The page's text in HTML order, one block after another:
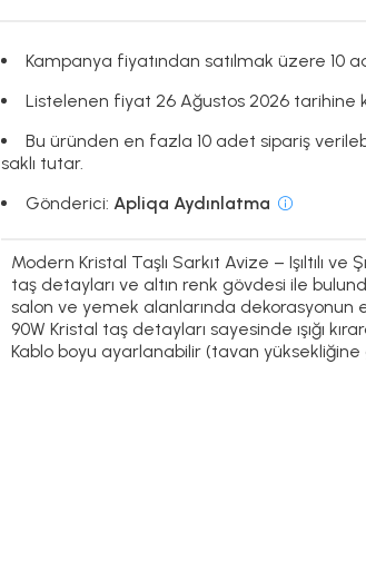
Kampanya fiyatından satılmak üzere 10
Listelenen fiyat 26 Ağustos 2026 tarihine
Bu üründen en fazla 10 adet sipariş
saklı tutar.
Gönderici: Apliqa Aydınlatma
Modern Kristal Taşlı Sarkıt Avize – Işıltılı
taş detayları ve altın renk gövdesi ile
salon ve yemek alanlarında dekorasyonun
90W Kristal taş detayları sayesinde ışığı
Kablo boyu ayarlanabilir (tavan